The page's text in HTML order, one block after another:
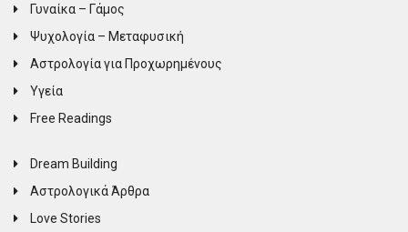
Γυναίκα – Γάμος
Ψυχολογία – Μεταφυσική
Αστρολογία για Προχωρημένους
Υγεία
Free Readings
Dream Building
Αστρολογικά Άρθρα
Love Stories